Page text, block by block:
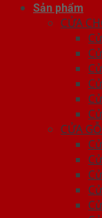
Sản phẩm
CỬA
CỬA GỖ